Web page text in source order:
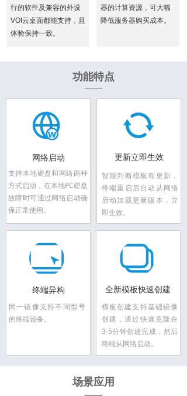
支持本地硬盘和网络两种
方式启动，在本地PC硬盘
故障时可通过网络启动确
保正常使用。
网络启动
智能判断模板有更新，
终端重启后自动从网络
启动加载更新版本，立
即生效。
更新立即生效
同一镜像支持不同型号
的终端设备。
终端异构
功能特点
场景应用
模板创建支持基础镜像
创建，通过快速克隆在
3-5分钟创建完成，然后
终端从网络启动。
全新模板快速创建
行的软件及兼容的外设
VOI云桌面都能支持，且
体验保持一致。
器的计算资源，可大幅
降低服务器购买成本。